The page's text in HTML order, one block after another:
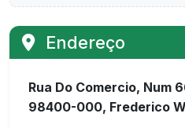
Endereço
Rua Do Comercio, Num
98400-000, Frederico